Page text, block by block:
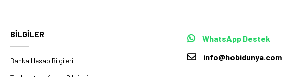
BİLGİLER
Banka Hesap Bilgileri
WhatsApp Destek
info@hobidunya.com